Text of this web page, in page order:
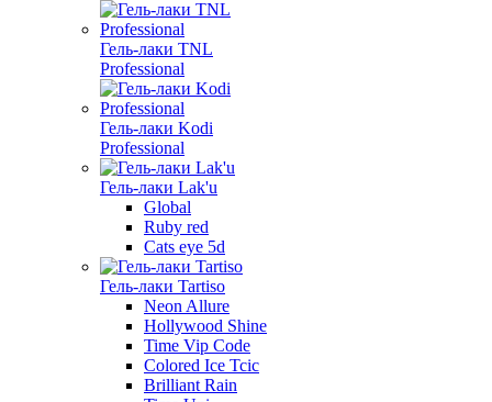
Гель-лаки TNL
Professional
Гель-лаки Kodi
Professional
Гель-лаки Lak'u
Global
Ruby red
Cats eye 5d
Гель-лаки Tartiso
Neon Allure
Hollywood Shine
Time Vip Code
Colored Ice Tcic
Brilliant Rain